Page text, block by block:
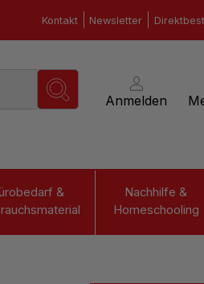
Kontakt Newsletter
Anmelden
&
Nachhilfe &
Homeschooling